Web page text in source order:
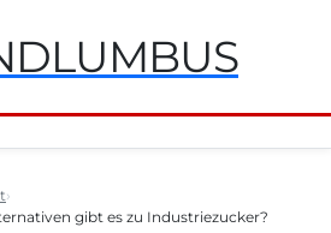
gibt es zu Industriezucker?